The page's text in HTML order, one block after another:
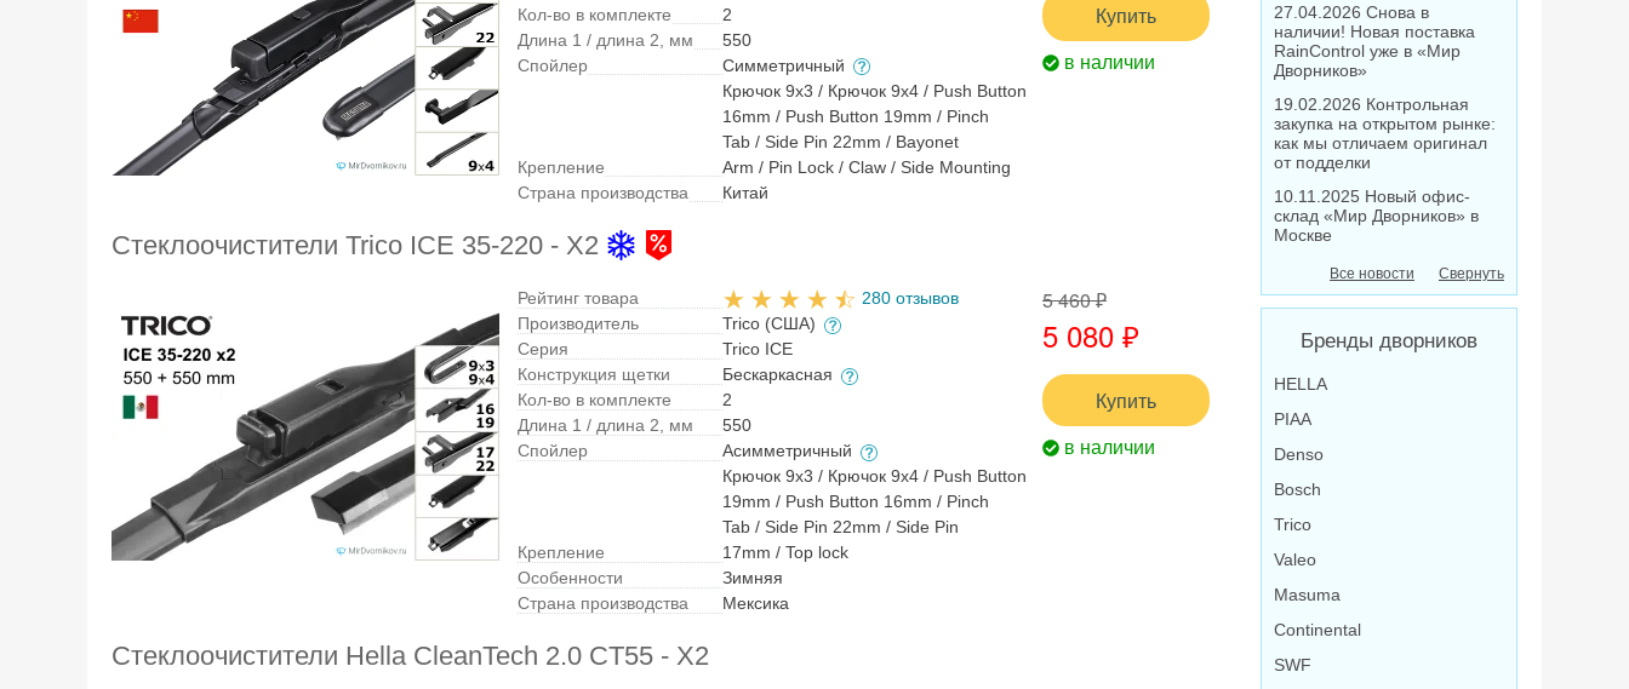
Кол-во в комплекте
2
Длина 1 / длина 2, мм
550
Спойлер
Симметричный
Крепление
Крючок 9x3 / Крючок 9x4 / Push Button
16mm / Push Button 19mm / Pinch
Tab / Side Pin 22mm / Bayonet
Arm / Pin Lock / Claw / Side Mounting
Страна производства
Китай
Купить
в наличии
Стеклоочистители Trico ICE 35-220 - X2
Рейтинг товара
280 отзывов
Производитель
Trico (США)
Серия
Trico ICE
Конструкция щетки
Бескаркасная
Кол-во в комплекте
2
Длина 1 / длина 2, мм
550
Спойлер
Асимметричный
Крепление
Крючок 9x3 / Крючок 9x4 / Push Button
19mm / Push Button 16mm / Pinch
Tab / Side Pin 22mm / Side Pin
17mm / Top lock
Особенности
Зимняя
Страна производства
Мексика
5 460 ₽
5 080 ₽
Купить
в наличии
Стеклоочистители Hella CleanTech 2.0 CT55 - X2
27.04.2026 Снова в
наличии! Новая поставка
RainControl уже в «Мир
Дворников»
19.02.2026 Контрольная
закупка на открытом рынке:
как мы отличаем оригинал
от подделки
10.11.2025 Новый офис-
склад «Мир Дворников» в
Москве
Свернуть
Все новости
Бренды дворников
HELLA
PIAA
Denso
Bosch
Trico
Valeo
Masuma
Continental
SWF